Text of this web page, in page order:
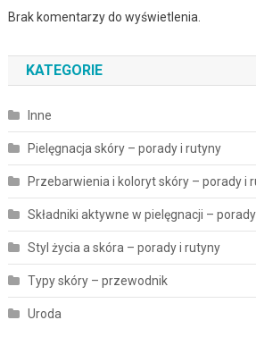
Brak komentarzy do wyświetlenia.
KATEGORIE
Inne
Pielęgnacja skóry – porady i rutyny
Przebarwienia i koloryt skóry – porady i
Składniki aktywne w pielęgnacji –
Styl życia a skóra – porady i rutyny
Typy skóry – przewodnik
Uroda